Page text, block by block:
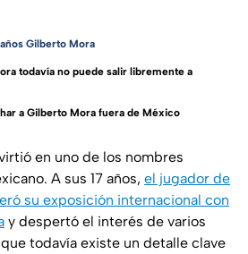
Gilberto Mora
todavía no puede salir libremente a
a Gilberto Mora fuera de México
en uno de los nombres
A sus 17 años, el jugador de
su exposición internacional con
y despertó el interés de varios
todavía existe un detalle clave